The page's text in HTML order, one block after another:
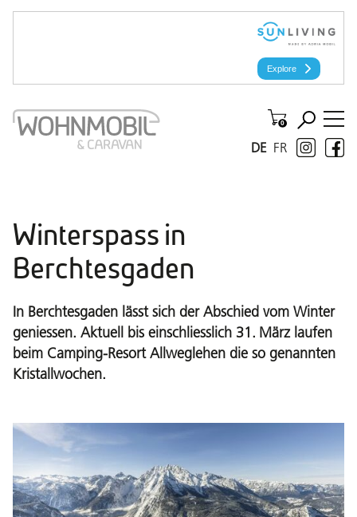
FR
DE
Winterspass in
Berchtesgaden
In Berchtesgaden lässt sich der Abschied vom Winter
geniessen. Aktuell bis einschliesslich 31. März laufen
beim Camping-Resort Allweglehen die so genannten
Kristallwochen.